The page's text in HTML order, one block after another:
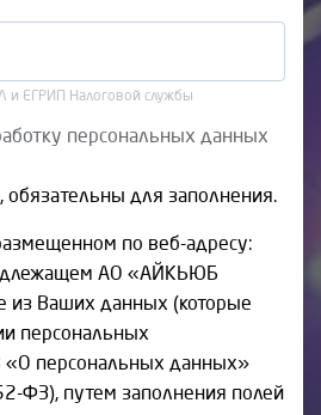
и ЕГРИП Налоговой службы
персональных данных
обязательны для заполнения.
по веб-адресу:
АО «АЙКЬЮБ
из Ваших данных (которые
персональных
«О персональных данных»
ФЗ), путем заполнения полей